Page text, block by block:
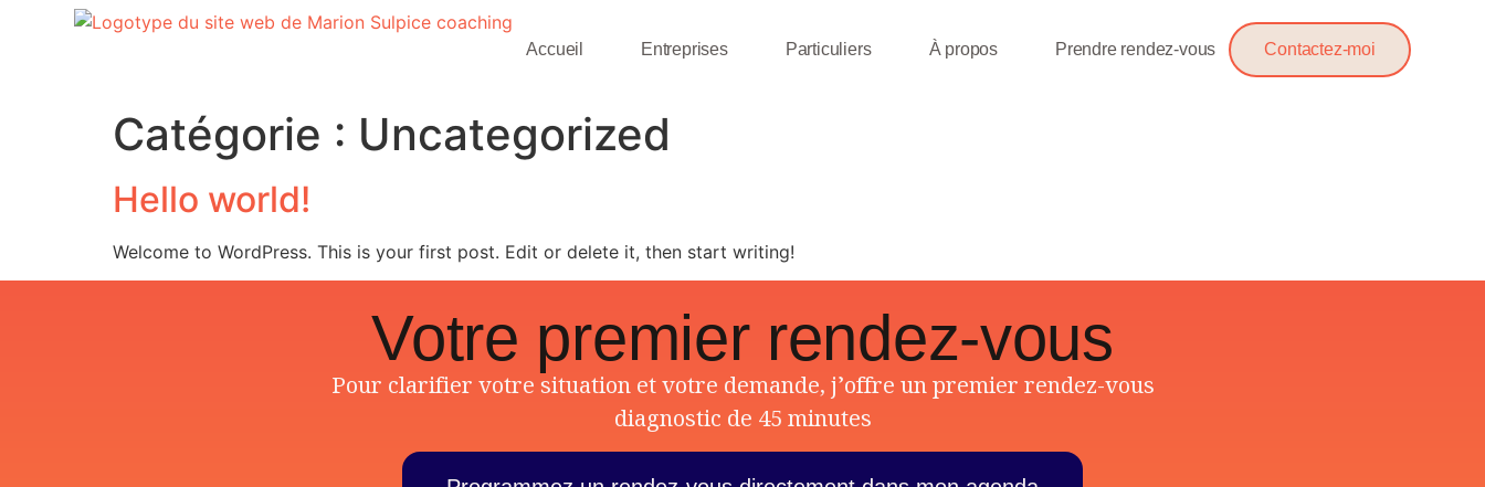
Accueil Entreprises Particuliers À propos Prendre rendez-vous Contactez-moi
Catégorie : Uncategorized
Hello world!
Welcome to WordPress. This is your first post. Edit or delete it, then start writing!
Votre premier rendez-vous
Pour clarifier votre situation et votre demande, j’offre un premier rendez-vous
diagnostic de 45 minutes